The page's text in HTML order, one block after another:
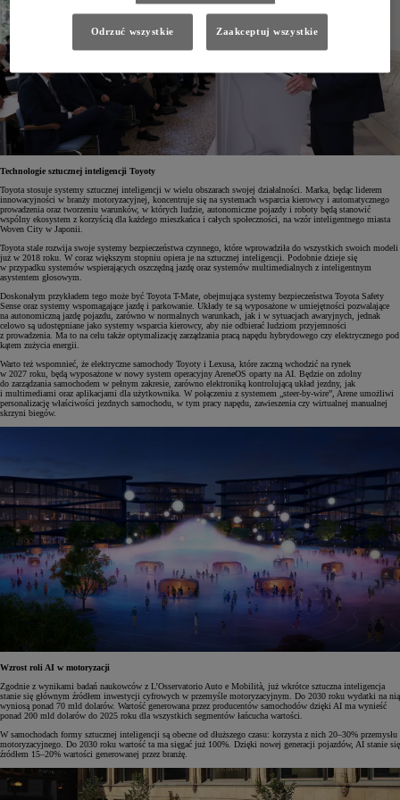
Technologie sztucznej inteligencji Toyoty
Toyota stosuje systemy sztucznej inteligencji w wielu obszarach swojej działalności. Marka, będąc liderem
innowacyjności w branży motoryzacyjnej, koncentruje się na systemach wsparcia kierowcy i automatycznego
prowadzenia oraz tworzeniu warunków, w których ludzie, autonomiczne pojazdy i roboty będą stanowić
wspólny ekosystem z korzyścią dla każdego mieszkańca i całych społeczności, na wzór inteligentnego miasta
Woven City w Japonii.
Toyota stale rozwija swoje systemy bezpieczeństwa czynnego, które wprowadziła do wszystkich swoich modeli
już w 2018 roku. W coraz większym stopniu opiera je na sztucznej inteligencji. Podobnie dzieje się
w przypadku systemów wspierających oszczędną jazdę oraz systemów multimedialnych z inteligentnym
asystentem głosowym.
Doskonałym przykładem tego może być Toyota T-Mate, obejmująca systemy bezpieczeństwa Toyota Safety
Sense oraz systemy wspomagające jazdę i parkowanie. Układy te są wyposażone w umiejętności pozwalające
na autonomiczną jazdę pojazdu, zarówno w normalnych warunkach, jak i w sytuacjach awaryjnych, jednak
celowo są udostępniane jako systemy wsparcia kierowcy, aby nie odbierać ludziom przyjemności
z prowadzenia. Ma to na celu także optymalizację zarządzania pracą napędu hybrydowego czy elektrycznego pod
kątem zużycia energii.
Warto też wspomnieć, że elektryczne samochody Toyoty i Lexusa, które zaczną wchodzić na rynek
w 2027 roku, będą wyposażone w nowy system operacyjny AreneOS oparty na AI. Będzie on zdolny
do zarządzania samochodem w pełnym zakresie, zarówno elektroniką kontrolującą układ jezdny, jak
i multimediami oraz aplikacjami dla użytkownika. W połączeniu z systemem „steer-by-wire”, Arene umożliwi
personalizację właściwości jezdnych samochodu, w tym pracy napędu, zawieszenia czy wirtualnej manualnej
skrzyni biegów.
Wzrost roli AI w motoryzacji
Zgodnie z wynikami badań naukowców z L’Osservatorio Auto e Mobilità, już wkrótce sztuczna inteligencja
stanie się głównym źródłem inwestycji cyfrowych w przemyśle motoryzacyjnym. Do 2030 roku wydatki na nią
wyniosą ponad 70 mld dolarów. Wartość generowana przez producentów samochodów dzięki AI ma wynieść
ponad 200 mld dolarów do 2025 roku dla wszystkich segmentów łańcucha wartości.
W samochodach formy sztucznej inteligencji są obecne od dłuższego czasu: korzysta z nich 20–30% przemysłu
motoryzacyjnego. Do 2030 roku wartość ta ma sięgać już 100%. Dzięki nowej generacji pojazdów, AI stanie się
źródłem 15–20% wartości generowanej przez branżę.
Odrzuć wszystkie Zaakceptuj wszystkie